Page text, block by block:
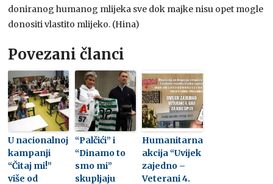
doniranog humanog mlijeka sve dok majke nisu opet mogle
donositi vlastito mlijeko. (Hina)
Povezani članci
U nacionalnoj
kampanji
“Čitaj mi!”
više od
“Palčići” i
“Dinamo to
smo mi”
skupljaju
Humanitarna
akcija “Uvijek
zajedno –
Veterani 4.